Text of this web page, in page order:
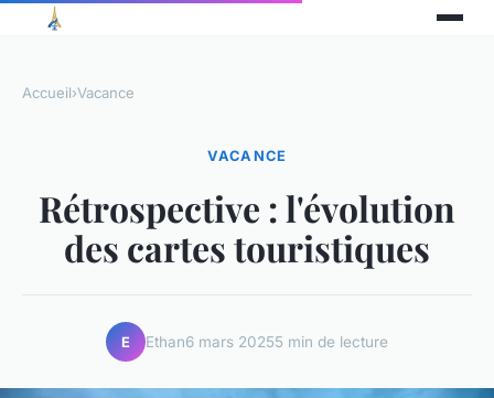
Accueil›Vacance
VACANCE
Rétrospective : l'évolution
des cartes touristiques
E Ethan6 mars 20255 min de lecture